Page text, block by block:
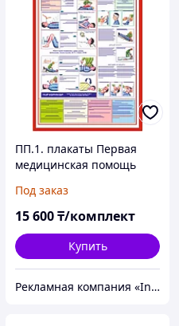
ПП.1. плакаты Первая
медицинская помощь
Под заказ
15 600₸/комплект
Купить
Рекламная компания «InService»